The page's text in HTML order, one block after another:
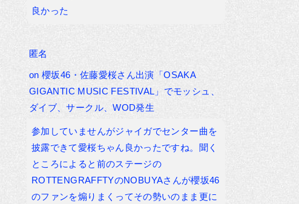
良かった
匿名
on櫻坂46・佐藤愛桜さん出演「OSAKA
GIGANTIC MUSIC FESTIVAL」でモッシュ、
ダイブ、サークル、WOD発生
参加していませんがジャイガでセンター曲を
披露できて愛桜ちゃん良かったですね。聞く
ところによると前のステージの
ROTTENGRAFFTYのNOBUYAさんが櫻坂46
のファンを煽りまくってその勢いのまま更に